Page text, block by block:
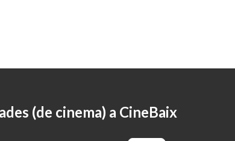
(de cinema) a CineBaix